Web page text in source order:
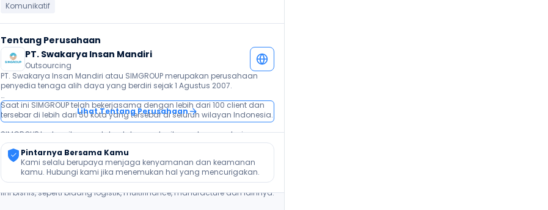
Komunikatif
Tentang Perusahaan
PT. Swakarya Insan Mandiri
Outsourcing
PT. Swakarya Insan Mandiri atau SIMGROUP merupakan perusahaan
penyedia tenaga alih daya yang berdiri sejak 1 Agustus 2007.
Saat ini SIMGROUP telah bekerjasama dengan lebih dari 100 client dan
tersebar di lebih dari 50 kota yang tersebar di seluruh wilayan Indonesia.
SIMGROUP berkomitmen untuk selalu memberikan peluang pekerjaan
kepada seluruh jobseeker untuk ditempatkan di client yang bekerja
sama dengan proses rekrutmen yang 100% GRATIS, tidak ada biaya
apapun.
Client yang sudah bekerja sama dengan SIMGROUP terdiri dari berbagai
lini bisnis, seperti bidang logistik, multifinance, manufacture dan lainnya.
Lihat Tentang Perusahaan
Pintarnya Bersama Kamu
Kami selalu berupaya menjaga kenyamanan dan keamanan
kamu. Hubungi kami jika menemukan hal yang mencurigakan.